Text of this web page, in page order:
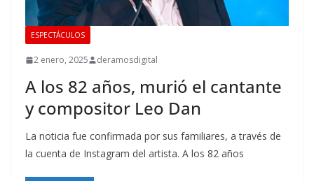
ESPECTÁCULOS
2 enero, 2025 deramosdigital
A los 82 años, murió el cantante
y compositor Leo Dan
La noticia fue confirmada por sus familiares, a través de
la cuenta de Instagram del artista. A los 82 años